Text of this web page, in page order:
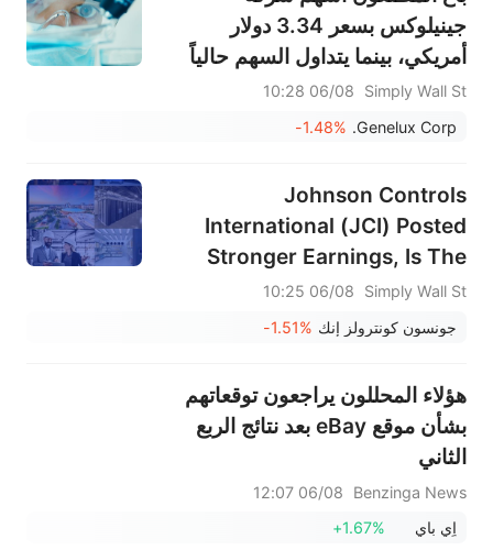
جينيلوكس بسعر 3.34 دولار
أمريكي، بينما يتداول السهم حالياً
بالقرب من 2.51 دولار أمريكي.
Simply Wall St
06/08 10:28
Genelux Corp.
-1.48%
Johnson Controls
International (JCI) Posted
Stronger Earnings, Is The
Stock Now Too Pricey?
Simply Wall St
06/08 10:25
جونسون كونترولز إنك -1.51%
هؤلاء المحللون يراجعون توقعاتهم
بشأن موقع eBay بعد نتائج الربع
الثاني
Benzinga News
06/08 12:07
اٍي باي
+1.67%